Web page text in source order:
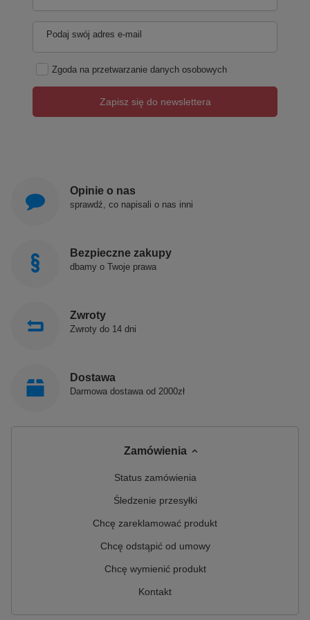
Podaj swój adres e-mail
Zgoda na przetwarzanie danych osobowych
Zapisz się do newslettera
Opinie o nas
sprawdź, co napisali o nas inni
Bezpieczne zakupy
dbamy o Twoje prawa
Zwroty
Zwroty do 14 dni
Dostawa
Darmowa dostawa od 2000zł
Zamówienia
Status zamówienia
Śledzenie przesyłki
Chcę zareklamować produkt
Chcę odstąpić od umowy
Chcę wymienić produkt
Kontakt